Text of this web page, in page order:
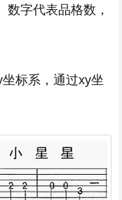
数字代表品格数，
标系，通过xy坐